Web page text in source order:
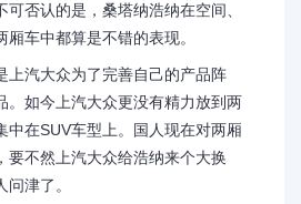
否认的是，桑塔纳浩纳在空间、
车中都算是不错的表现。
上汽大众为了完善自己的产品阵
。如今上汽大众更没有精力放到两
中在SUV车型上。国人现在对两厢
要不然上汽大众给浩纳来个大换
津了。